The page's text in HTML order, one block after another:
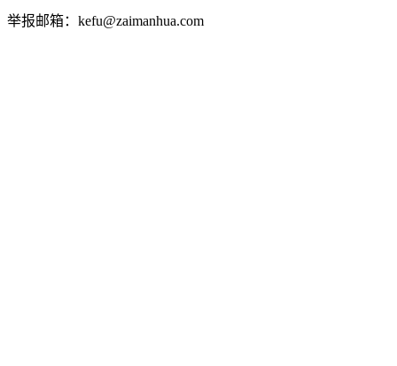
举报邮箱：kefu@zaimanhua.com